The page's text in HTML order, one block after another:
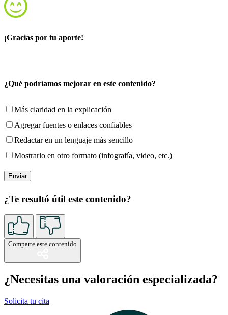
¡Gracias por tu aporte!
¿Qué podríamos mejorar en este contenido?
Más claridad en la explicación
Agregar fuentes o enlaces confiables
Redactar en un lenguaje más sencillo
Mostrarlo en otro formato (infografía, video, etc.)
¿Te resultó útil este contenido?
Comparte este contenido
¿Necesitas una valoración especializada?
Solicita tu cita